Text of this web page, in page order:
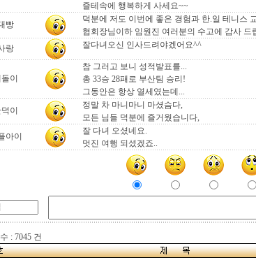
즐테속에 행복하게 사세요~~
빵
덕분에 저도 이번에 좋은 경험과 한.일 테니스
협회장님이하 임원진 여러분의 수고에 감사 드
랑 잘다녀오신 인사드려야겠어요^^
이
참 그러고 보니 성적발표를...
총 33승 28패로 부산팀 승리!
그동안은 항상 열세였는데...
이
정말 차 마니마니 마셨슴다,
모든 님들 덕분에 즐거웠습니다,
아이
잘 다녀 오셨네요.
멋진 여행 되셨겠죠..
: 7045 건